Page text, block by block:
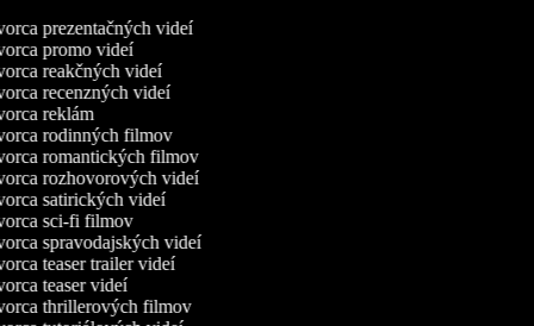
prezentačných videí
promo videí
reakčných videí
recenzných videí
reklám
rodinných filmov
romantických filmov
rozhovorových videí
satirických videí
sci-fi filmov
spravodajských videí
teaser trailer videí
teaser videí
thrillerových filmov